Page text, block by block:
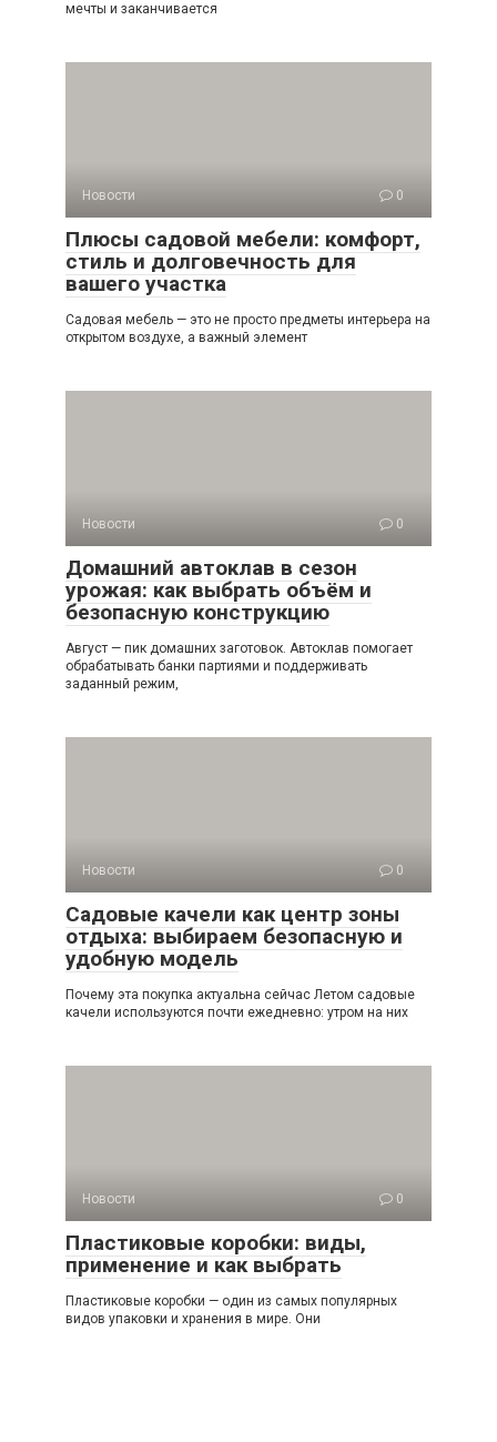
мечты и заканчивается
Новости 0
Плюсы садовой мебели: комфорт,
стиль и долговечность для
вашего участка
Садовая мебель — это не просто предметы интерьера на
открытом воздухе, а важный элемент
Новости 0
Домашний автоклав в сезон
урожая: как выбрать объём и
безопасную конструкцию
Август — пик домашних заготовок. Автоклав помогает
обрабатывать банки партиями и поддерживать
заданный режим,
Новости 0
Садовые качели как центр зоны
отдыха: выбираем безопасную и
удобную модель
Почему эта покупка актуальна сейчас Летом садовые
качели используются почти ежедневно: утром на них
Новости 0
Пластиковые коробки: виды,
применение и как выбрать
Пластиковые коробки — один из самых популярных
видов упаковки и хранения в мире. Они